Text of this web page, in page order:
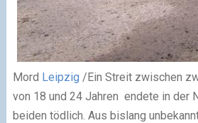
Mord Leipzig /Ein Streit zwischen
von 18 und 24 Jahren endete in der
beiden tödlich. Aus bislang